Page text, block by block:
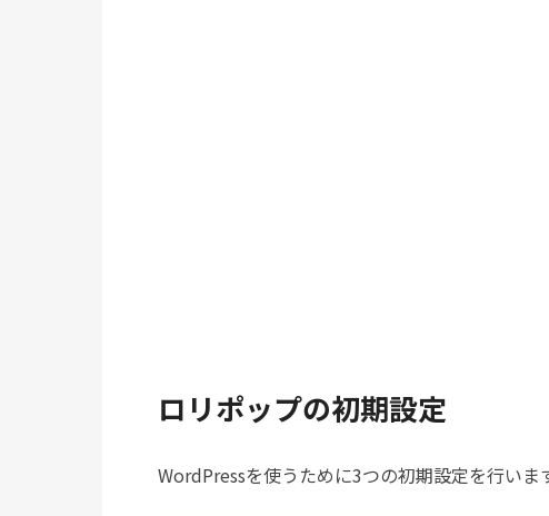
ロリポップの初期設定
WordPressを使うために3つの初期設定を行いま